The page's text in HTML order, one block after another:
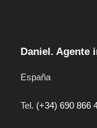
Daniel. Agente
España
Tel. (+34) 690 866